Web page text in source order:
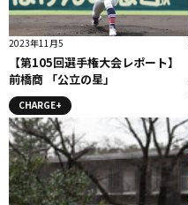
2023年11月5
【第105回選手権大会レポート】
前橋商 「公立の星」
CHARGE+